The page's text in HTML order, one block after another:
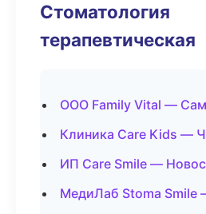
Стоматология
терапевтическая
ООО Family Vital —
Клиника Care Kids —
ИП Care Smile —
МедиЛаб Stoma Smile